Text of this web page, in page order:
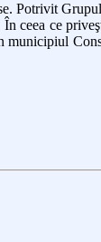
Potrivit
ceea ce